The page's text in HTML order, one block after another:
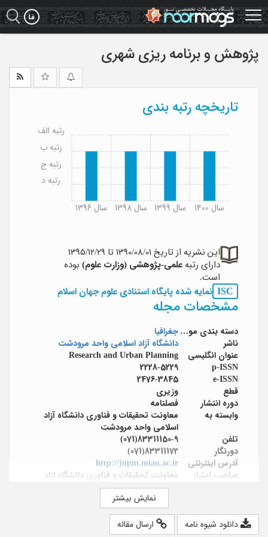
Skip
to
main
پژوهش و برنامه ریزی شهری
تاریخچه رتبه بندی
سال 1396 سال 1398 سال 1399 سال 1400
رتبه د
رتبه ج
رتبه ب
رتبه الف
این نشریه از تاریخ 1390/08/01 تا 1395/12/29
دارای رتبه علمی-پژوهشی (وزارت علوم) بوده
است.
ISC نمایه شده پایگاه استنادی علوم جهان اسلام
مشخصات مجله
دسته بندی موضوعیجغرافیا
ناشر
دانشگاه آزاد اسلامی واحد مرودشت
عنوان انگلیسی
Research and Urban Planning
p-ISSN
2228-5229
e-ISSN
2476-3845
قطع
وزیری
دوره انتشار
فصلنامه
وابسته به
معاونت تحقیقات و فناوری دانشگاه آزاد
اسلامی واحد مرودشت
تلفن
83311150-9(071)
دورنگار
83311172(071)
آدرس اینترنتی
http://jupm.miau.ac.ir
صاحب امتیاز
معاونت تحقیقات و فناوری دانشگاه ازاد
اسلامی واحد مرودشت
دکتر محمدرضا رضایی
دکتر علی شکور
هیئت تحریریه
دکتر علیرضا استعلاجی؛ محمدرضا رضایی؛
دکتر محمدرضا رضایی؛ دکتر محمدرضا
نمایش بیشتر
دانلود شیوه نامه ارسال مقاله